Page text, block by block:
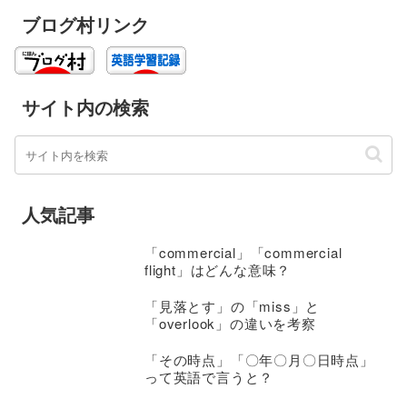
ブログ村リンク
サイト内の検索
人気記事
「commercial」「commercial
flight」はどんな意味？
「見落とす」の「miss」と
「overlook」の違いを考察
「その時点」「〇年〇月〇日時点」
って英語で言うと？